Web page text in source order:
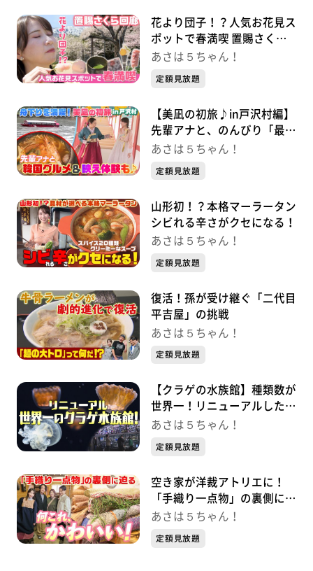
花より団子！？人気お花見ス
ポットで春満喫 置賜さくら
回廊
あさは５ちゃん！
定額見放題
【美凪の初旅♪in戸沢村編】
先輩アナと、のんびり「最上
川芭蕉ライン舟下り」/「道
＆映え体験！
あさは５ちゃん！
定額見放題
山形初！？本格マーラータン
シビれる辛さがクセになる！
あさは５ちゃん！
定額見放題
復活！孫が受け継ぐ「二代目
平吉屋」の挑戦
あさは５ちゃん！
定額見放題
【クラゲの水族館】種類数が
世界一！リニューアルした鶴
岡市の水族館をご紹介！【東
すい】
あさは５ちゃん！
定額見放題
空き家が洋裁アトリエに！
「手織り一点物」の裏側に迫
る
あさは５ちゃん！
定額見放題